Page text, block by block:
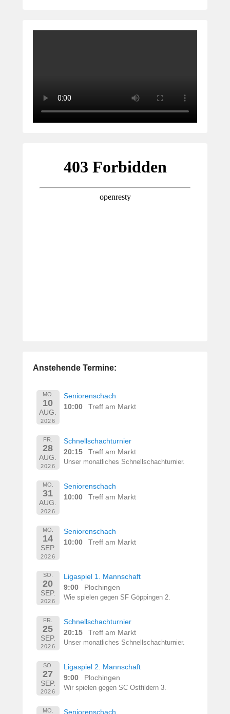
Anstehende Termine:
MO.
10
AUG.
2026
Seniorenschach
10:00
Treff am Markt
FR.
28
AUG.
2026
Schnellschachturnier
20:15
Treff am Markt
Unser monatliches Schnellschachturnier.
MO.
31
AUG.
2026
Seniorenschach
10:00
Treff am Markt
MO.
14
SEP.
2026
Seniorenschach
10:00
Treff am Markt
SO.
20
SEP.
2026
Ligaspiel 1. Mannschaft
9:00
Plochingen
Wie spielen gegen SF Göppingen 2.
FR.
25
SEP.
2026
Schnellschachturnier
20:15
Treff am Markt
Unser monatliches Schnellschachturnier.
SO.
27
SEP.
2026
Ligaspiel 2. Mannschaft
9:00
Plochingen
Wir spielen gegen SC Ostfildern 3.
MO. Seniorenschach